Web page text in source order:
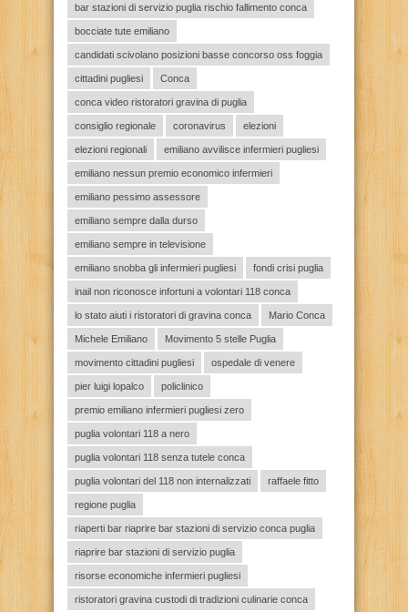
bar stazioni di servizio puglia rischio fallimento conca
bocciate tute emiliano
candidati scivolano posizioni basse concorso oss foggia
cittadini pugliesi Conca
conca video ristoratori gravina di puglia
consiglio regionale coronavirus elezioni
elezioni regionali emiliano avvilisce infermieri pugliesi
emiliano nessun premio economico infermieri
emiliano pessimo assessore
emiliano sempre dalla durso
emiliano sempre in televisione
emiliano snobba gli infermieri pugliesi fondi crisi puglia
inail non riconosce infortuni a volontari 118 conca
lo stato aiuti i ristoratori di gravina conca Mario Conca
Michele Emiliano Movimento 5 stelle Puglia
movimento cittadini pugliesi ospedale di venere
pier luigi lopalco policlinico
premio emiliano infermieri pugliesi zero
puglia volontari 118 a nero
puglia volontari 118 senza tutele conca
puglia volontari del 118 non internalizzati raffaele fitto
regione puglia
riaperti bar riaprire bar stazioni di servizio conca puglia
riaprire bar stazioni di servizio puglia
risorse economiche infermieri pugliesi
ristoratori gravina custodi di tradizioni culinarie conca